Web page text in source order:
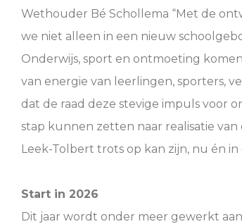
Wethouder Bé Schollema “Met de
we niet alleen in een nieuw
Onderwijs, sport en ontmoeting
van energie van leerlingen, sporters,
dat de raad deze stevige impuls voor
stap kunnen zetten naar realisatie van
Leek-Tolbert trots op kan zijn, nu én in
Start in 2026
Dit jaar wordt onder meer gewerkt